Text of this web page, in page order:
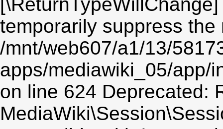
temporarily suppress the
/mnt/web607/a1/13/
apps/mediawiki_05/app/
on line 624 Deprecated: